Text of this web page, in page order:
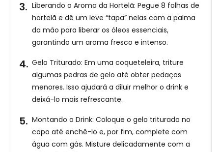
Liberando o Aroma da Hortelã: Pegue 8 folhas de
hortelã e dê um leve “tapa” nelas com a palma
da mão para liberar os óleos essenciais,
garantindo um aroma fresco e intenso.
Gelo Triturado: Em uma coqueteleira, triture
algumas pedras de gelo até obter pedaços
menores. Isso ajudará a diluir melhor o drink e
deixá-lo mais refrescante.
Montando o Drink: Coloque o gelo triturado no
copo até enchê-lo e, por fim, complete com
água com gás. Misture delicadamente com a